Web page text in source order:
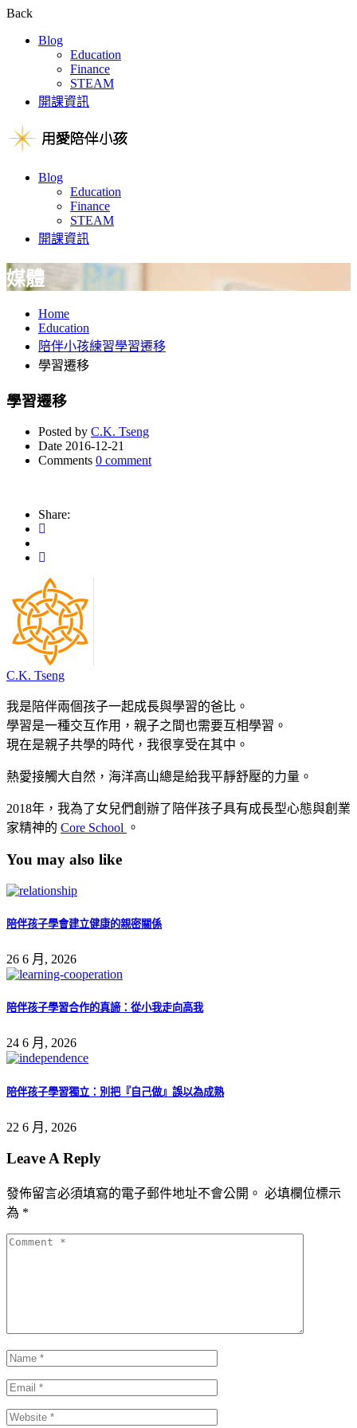
Back
Blog
Education
Finance
STEAM
開課資訊
Blog
Education
Finance
STEAM
開課資訊
媒體
Home
Education
陪伴小孩練習學習遷移
學習遷移
學習遷移
Posted by C.K. Tseng
Date 2016-12-21
Comments 0 comment
Share:
C.K. Tseng
我是陪伴兩個孩子一起成長與學習的爸比。
學習是一種交互作用，親子之間也需要互相學習。
現在是親子共學的時代，我很享受在其中。
熱愛接觸大自然，海洋高山總是給我平靜舒壓的力量。
2018年，我為了女兒們創辦了陪伴孩子具有成長型心態與創業
家精神的 Core School 。
You may also like
陪伴孩子學會建立健康的親密關係
26 6 月, 2026
陪伴孩子學習合作的真諦：從小我走向高我
24 6 月, 2026
陪伴孩子學習獨立：別把『自己做』誤以為成熟
22 6 月, 2026
Leave A Reply
發佈留言必須填寫的電子郵件地址不會公開。 必填欄位標示
為 *